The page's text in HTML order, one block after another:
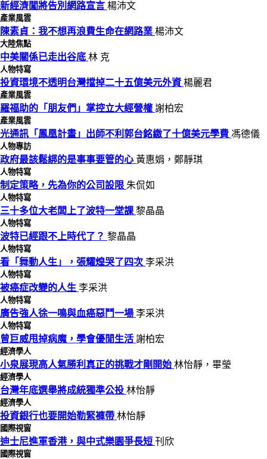
新經濟闖將告別網路宣言 楊沛文
產業風雲
陳素貞：我不想再浪費生命在網路業 楊沛文
大陸焦點
中美關係已走出谷底 林 克
人物特寫
投資環境不透明台灣擋掉二十五億美元外資楊麗君
產業風雲
羅福助的「朋友們」掌控立大經營權 謝柏宏
產業風雲
光通訊「鳳凰計畫」出師不利郭台銘繳了十億美元學費 馮德儀
人物專訪
政府最該鬆綁的是事事要管的心 黃惠娟，鄭靜琪
人物特寫
制定策略，先為你的公司設限 朱侃如
人物特寫
三十多位大老闆上了波特一堂課 黎晶晶
人物特寫
波特已經跟不上時代了？ 黎晶晶
人物特寫
看「舞動人生」，張耀煌哭了四次 李采洪
人物特寫
被癌症改變的人生 李采洪
人物特寫
廣告強人徐一鳴與血癌惡鬥一場 李采洪
人物特寫
曾巨威甩掉病魔，學會優閒生活 謝柏宏
經濟學人
小泉展現高人氣勝利真正的挑戰才剛開始 林怡靜，畢瑩
經濟學人
台灣年底選舉將成統獨準公投 林怡靜
經濟學人
投資銀行也要開始勒緊褲帶 林怡靜
國際視窗
迪士尼進軍香港，與中式樂園爭長短 刊欣
國際視窗